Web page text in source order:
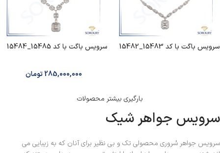
سرویس‌ باگت با کد 15483_15482 سرویس‌ باگت با کد 15485_15484
285,000,000تومان
بارگیری بیشتر محصولات
سرویس جواهر شیک
سرویس جواهر سُروری محصولی تک و بی نظیر برای آنان که به زیبایی می